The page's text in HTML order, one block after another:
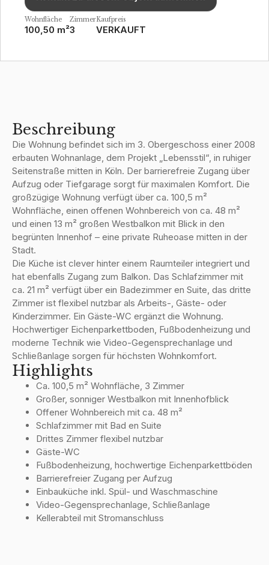
Wohnfläche
100,50 m²
Zimmer
3
Kaufpreis
VERKAUFT
Beschreibung
Die Wohnung befindet sich im 3. Obergeschoss einer 2008
erbauten Wohnanlage, dem Projekt „Lebensstil“, in ruhiger
Seitenstraße mitten in Köln. Der barrierefreie Zugang über
Aufzug oder Tiefgarage sorgt für maximalen Komfort. Die
großzügige Wohnung verfügt über ca. 100,5 m²
Wohnfläche, einen offenen Wohnbereich von ca. 48 m²
und einen 13 m² großen Westbalkon mit Blick in den
begrünten Innenhof – eine private Ruheoase mitten in der
Stadt.
Die Küche ist clever hinter einem Raumteiler integriert und
hat ebenfalls Zugang zum Balkon. Das Schlafzimmer mit
ca. 21 m² verfügt über ein Badezimmer en Suite, das dritte
Zimmer ist flexibel nutzbar als Arbeits-, Gäste- oder
Kinderzimmer. Ein Gäste-WC ergänzt die Wohnung.
Hochwertiger Eichenparkettboden, Fußbodenheizung und
moderne Technik wie Video-Gegensprechanlage und
Schließanlage sorgen für höchsten Wohnkomfort.
Highlights
Ca. 100,5 m² Wohnfläche, 3 Zimmer
Großer, sonniger Westbalkon mit Innenhofblick
Offener Wohnbereich mit ca. 48 m²
Schlafzimmer mit Bad en Suite
Drittes Zimmer flexibel nutzbar
Gäste-WC
Fußbodenheizung, hochwertige Eichenparkettböden
Barrierefreier Zugang per Aufzug
Einbauküche inkl. Spül- und Waschmaschine
Video-Gegensprechanlage, Schließanlage
Kellerabteil mit Stromanschluss